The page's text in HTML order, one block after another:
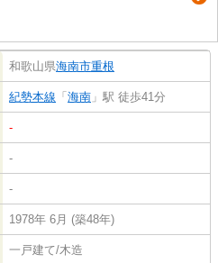
和歌山県海南市重根
紀勢本線 「 海南 」駅 徒歩41分
-
-
-
1978年 6月 (築48年)
一戸建て/木造